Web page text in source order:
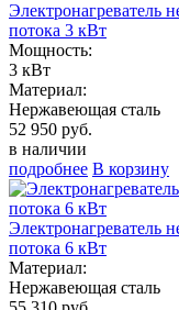
Электронагреватель
потока 3 кВт
Мощность:
3 кВт
Материал:
Нержавеющая сталь
52 950 руб.
в наличии
подробнее В корзину
Электронагреватель
потока 6 кВт
Материал:
Нержавеющая сталь